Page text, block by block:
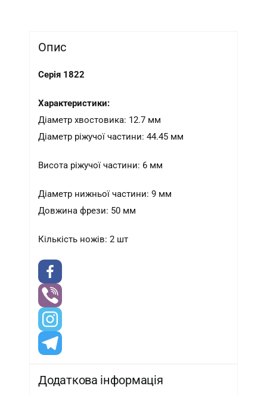
Опис
Серія 1822
Характеристики:
Діаметр хвостовика: 12.7 мм
Діаметр ріжучої частини: 44.45 мм
Висота ріжучої частини: 6 мм
Діаметр нижньої частини: 9 мм
Довжина фрези: 50 мм
Кількість ножів: 2 шт
Додаткова інформація